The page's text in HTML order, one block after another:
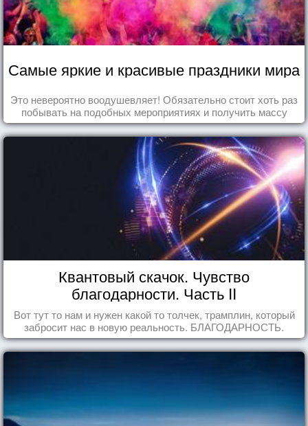
Самые яркие и красивые праздники мира
Это невероятно воодушевляет! Обязательно стоит хоть раз
побывать на подобных мероприятиях и получить массу
впечатлений!
Квантовый скачок. Чувство
благодарности. Часть II
Вот тут то нам и нужен какой то толчек, трамплин, который
забросит нас в новую реальность. БЛАГОДАРНОСТЬ.